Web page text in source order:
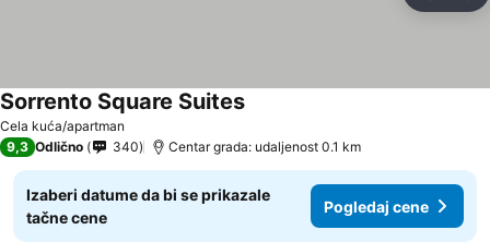
Cela kuća/apartman
Sorrento Square Suites
9,3 Odlično 340 Centar grada: udaljenost 0.1 km
Izaberi datume da bi se prikazale
tačne cene
Pogledaj cene